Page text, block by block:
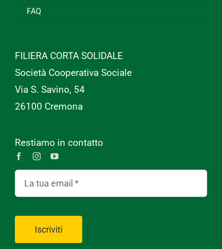
FAQ
FILIERA CORTA SOLIDALE
Società Cooperativa Sociale
Via S. Savino, 54
26100 Cremona
Restiamo in contatto
Iscriviti